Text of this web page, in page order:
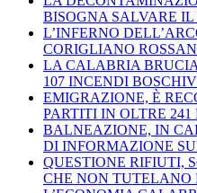
BISOGNA SALVARE IL
L’INFERNO
CORIGLIANO
LA CALABRIA
107 INCENDI
EMIGRAZIONE, È
PARTITI IN OLTRE
BALNEAZIONE, IN
DI INFORMAZIONE
QUESTIONE RIFIUTI,
CHE NON